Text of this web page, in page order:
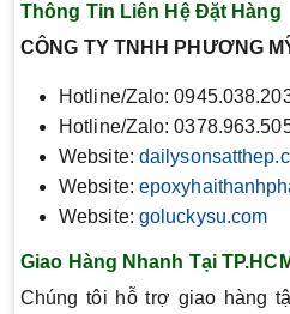
Thông Tin Liên Hệ Đặt Hàng
CÔNG TY TNHH PHƯƠNG
Hotline/Zalo:
Hotline/Zalo:
Website:
Website:
Website: goluckysu.com
Giao Hàng Nhanh Tại
Chúng tôi hỗ trợ giao hàng